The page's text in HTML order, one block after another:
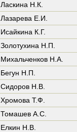
Ласкина Н.К.
Лазарева Е.И.
Исайкина К.Г.
Золотухина Н.П.
Михальченков Н.А.
Бегун Н.П.
Сидоров Н.В.
Хромова Т.Ф.
Томашев А.С.
Елкин Н.В.